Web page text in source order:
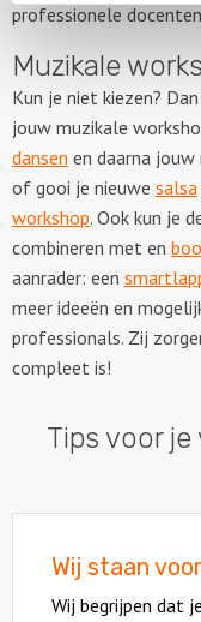
professionele
Muzikale
Kun je niet kiezen?
jouw muzikale
dansen en daarna
of gooi je nieuwe salsa
workshop. Ook kun je
combineren met en
aanrader: een
meer ideeën en
professionals. Zij
compleet is!
Tips voor
Wij staan
Wij begrijpen dat